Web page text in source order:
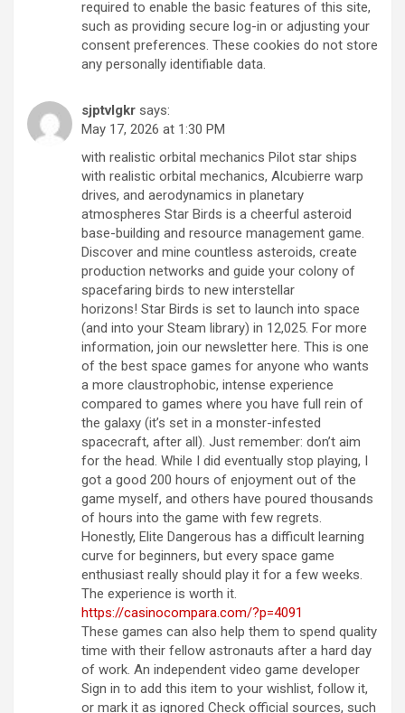
required to enable the basic features of this site,
such as providing secure log-in or adjusting your
consent preferences. These cookies do not store
any personally identifiable data.
sjptvlgkr says:
May 17, 2026 at 1:30 PM
with realistic orbital mechanics Pilot star ships
with realistic orbital mechanics, Alcubierre warp
drives, and aerodynamics in planetary
atmospheres Star Birds is a cheerful asteroid
base-building and resource management game.
Discover and mine countless asteroids, create
production networks and guide your colony of
spacefaring birds to new interstellar
horizons! Star Birds is set to launch into space
(and into your Steam library) in 12,025. For more
information, join our newsletter here. This is one
of the best space games for anyone who wants
a more claustrophobic, intense experience
compared to games where you have full rein of
the galaxy (it’s set in a monster-infested
spacecraft, after all). Just remember: don’t aim
for the head. While I did eventually stop playing, I
got a good 200 hours of enjoyment out of the
game myself, and others have poured thousands
of hours into the game with few regrets.
Honestly, Elite Dangerous has a difficult learning
curve for beginners, but every space game
enthusiast really should play it for a few weeks.
The experience is worth it.
https://casinocompara.com/?p=4091
These games can also help them to spend quality
time with their fellow astronauts after a hard day
of work. An independent video game developer
Sign in to add this item to your wishlist, follow it,
or mark it as ignored Check official sources, such